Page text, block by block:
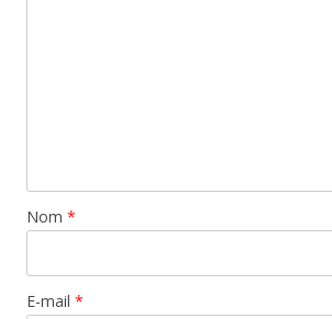
Nom *
E-mail *